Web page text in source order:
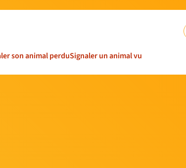
son animal perduSignaler un animal vu